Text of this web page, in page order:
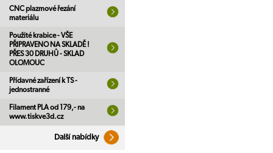
CNC plazmové řezání
materiálu
Použité krabice - VŠE
PŘIPRAVENO NA SKLADĚ !
PŘES 30 DRUHŮ - SKLAD
OLOMOUC
Přídavné zařízení k TS -
jednostranné
Filament PLA od 179,- na
www.tiskve3d.cz
Další nabídky